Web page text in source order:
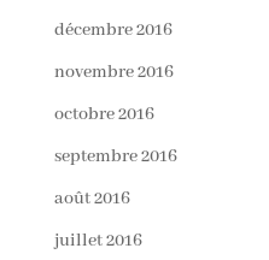
décembre 2016
novembre 2016
octobre 2016
septembre 2016
août 2016
juillet 2016